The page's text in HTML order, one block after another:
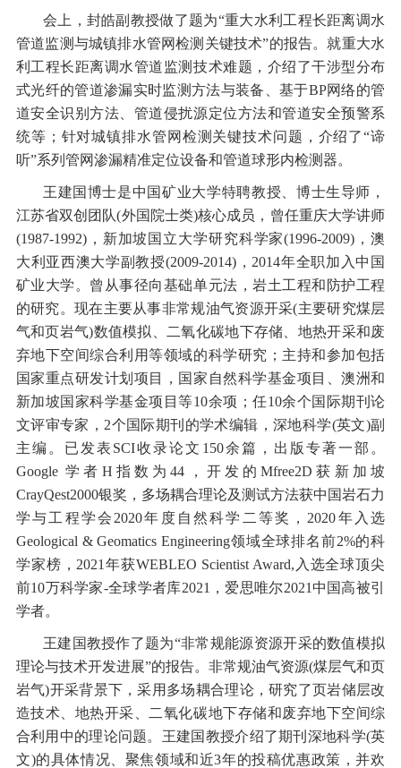
会上，封皓副教授做了题为“重大水利工程长距离调水
管道监测与城镇排水管网检测关键技术”的报告。就重大水
利工程长距离调水管道监测技术难题，介绍了干涉型分布
式光纤的管道渗漏实时监测方法与装备、基于BP网络的管
道安全识别方法、管道侵扰源定位方法和管道安全预警系
统等；针对城镇排水管网检测关键技术问题，介绍了“谛
听”系列管网渗漏精准定位设备和管道球形内检测器。
王建国博士是中国矿业大学特聘教授、博士生导师，
江苏省双创团队(外国院士类)核心成员，曾任重庆大学讲师
(1987-1992)，新加坡国立大学研究科学家(1996-2009)，澳
大利亚西澳大学副教授(2009-2014)，2014年全职加入中国
矿业大学。曾从事径向基础单元法，岩土工程和防护工程
的研究。现在主要从事非常规油气资源开采(主要研究煤层
气和页岩气)数值模拟、二氧化碳地下存储、地热开采和废
弃地下空间综合利用等领域的科学研究；主持和参加包括
国家重点研发计划项目，国家自然科学基金项目、澳洲和
新加坡国家科学基金项目等10余项；任10余个国际期刊论
文评审专家，2个国际期刊的学术编辑，深地科学(英文)副
主编。已发表SCI收录论文150余篇，出版专著一部。
Google 学者H指数为44，开发的Mfree2D获新加坡
CrayQest2000银奖，多场耦合理论及测试方法获中国岩石力
学与工程学会2020年度自然科学二等奖，2020年入选
Geological & Geomatics Engineering领域全球排名前2%的科
学家榜，2021年获WEBLEO Scientist Award,入选全球顶尖
前10万科学家-全球学者库2021，爱思唯尔2021中国高被引
学者。
王建国教授作了题为“非常规能源资源开采的数值模拟
理论与技术开发进展”的报告。非常规油气资源(煤层气和页
岩气)开采背景下，采用多场耦合理论，研究了页岩储层改
造技术、地热开采、二氧化碳地下存储和废弃地下空间综
合利用中的理论问题。王建国教授介绍了期刊深地科学(英
文)的具体情况、聚焦领域和近3年的投稿优惠政策，并欢